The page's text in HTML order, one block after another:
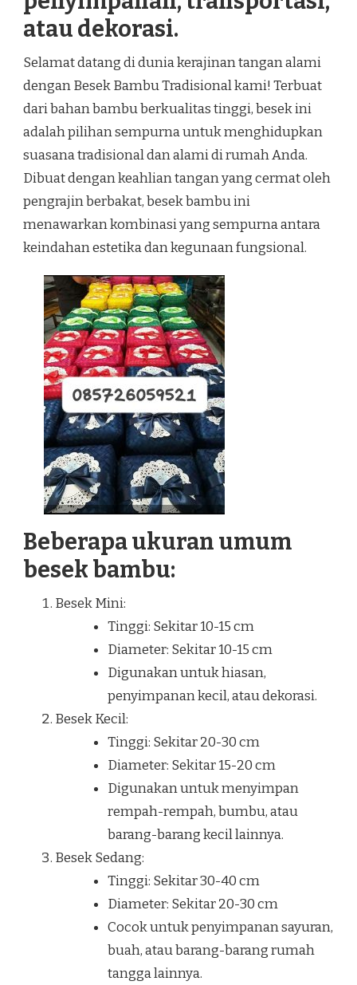
atau dekorasi.
Selamat datang di dunia kerajinan tangan alami
dengan Besek Bambu Tradisional kami! Terbuat
dari bahan bambu berkualitas tinggi, besek ini
adalah pilihan sempurna untuk menghidupkan
suasana tradisional dan alami di rumah Anda.
Dibuat dengan keahlian tangan yang cermat oleh
pengrajin berbakat, besek bambu ini
menawarkan kombinasi yang sempurna antara
keindahan estetika dan kegunaan fungsional.
Beberapa ukuran umum
besek bambu:
Besek Mini:
Tinggi: Sekitar 10-15 cm
Diameter: Sekitar 10-15 cm
Digunakan untuk hiasan,
penyimpanan kecil, atau dekorasi.
Besek Kecil:
Tinggi: Sekitar 20-30 cm
Diameter: Sekitar 15-20 cm
Digunakan untuk menyimpan
rempah-rempah, bumbu, atau
barang-barang kecil lainnya.
Besek Sedang:
Tinggi: Sekitar 30-40 cm
Diameter: Sekitar 20-30 cm
Cocok untuk penyimpanan sayuran,
buah, atau barang-barang rumah
tangga lainnya.